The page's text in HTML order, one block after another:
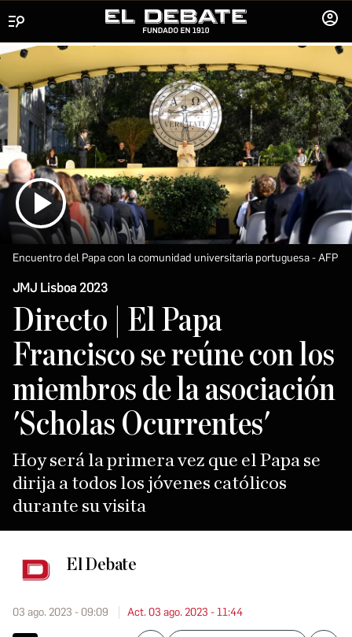
SESIÓN
Encuentro del Papa con la comunidad universitaria portuguesa AFP
JMJ Lisboa 2023
Directo | El Papa
Francisco se reúne con los
miembros de la asociación
'Scholas Ocurrentes'
Hoy será la primera vez que el Papa se
dirija a todos los jóvenes católicos
durante su visita
El Debate
03 ago. 2023 - 09:09 Act. 03 ago. 2023 - 11:44